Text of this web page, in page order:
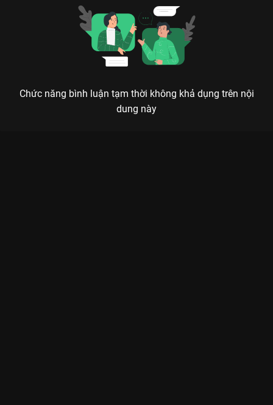
Chức năng bình luận tạm thời không khả dụng trên nội
dung này